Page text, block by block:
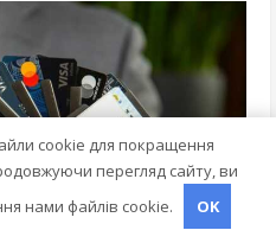
cookie для покращення
перегляд сайту, ви
нами файлів cookie.
OK